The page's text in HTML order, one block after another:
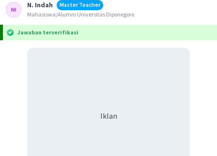
N. Indah
Master Teacher
Mahasiswa/Alumni Universitas Diponegoro
Jawaban terverifikasi
Iklan